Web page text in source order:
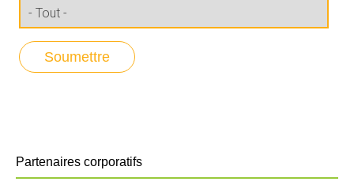
Partenaires corporatifs